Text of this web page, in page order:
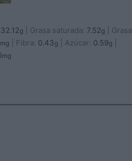
32.12g Grasa saturada: 7.52g
Grasa
mg Fibra: 0.43 g Azúcar: 0.59g
mg